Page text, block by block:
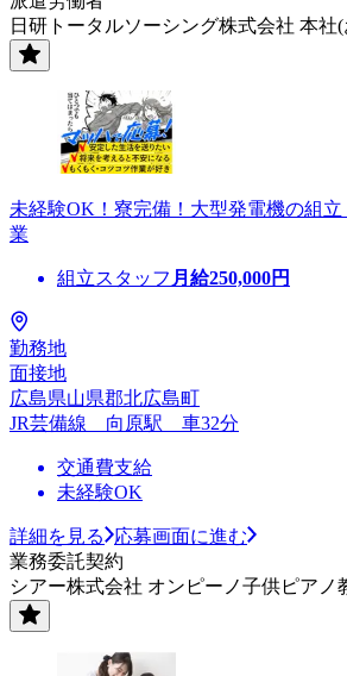
日研トータルソーシング株式会社 本社
未経験OK！寮完備！大型発電機の組
業
組立スタッフ 月給250,000円
勤務地
面接地
広島県山県郡北広島町
JR芸備線 向原駅 車32分
交通費支給
未経験OK
詳細を見る
応募画面に進む
業務委託契約
シアー株式会社 オンピーノ子供ピアノ